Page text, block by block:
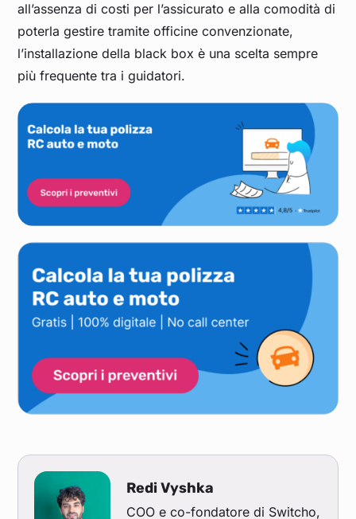
all’assenza di costi per l’assicurato e alla comodità di
poterla gestire tramite officine convenzionate,
l’installazione della black box è una scelta sempre
più frequente tra i guidatori.
Redi Vyshka
COO e co-fondatore di Switcho,